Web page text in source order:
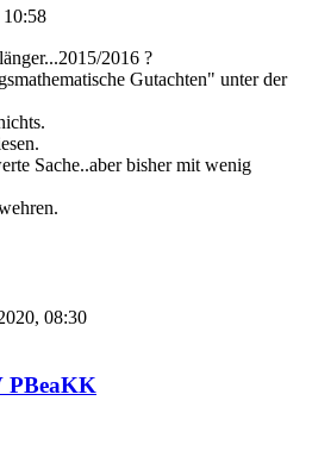
2016 ?
Gutachten" unter der
Sache..aber bisher mit wenig
08:30
PBeaKK